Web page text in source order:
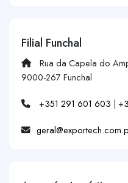
Filial Funchal
Rua da Capela do
9000-267 Funchal
+351 291 601 603 |